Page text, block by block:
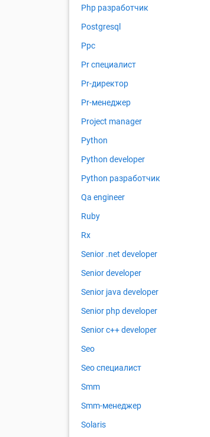
Php разработчик
Postgresql
Ppc
Pr специалист
Pr-директор
Pr-менеджер
Project manager
Python
Python developer
Python разработчик
Qa engineer
Ruby
Rx
Senior .net developer
Senior developer
Senior java developer
Senior php developer
Senior с++ developer
Seo
Seo специалист
Smm
Smm-менеджер
Solaris